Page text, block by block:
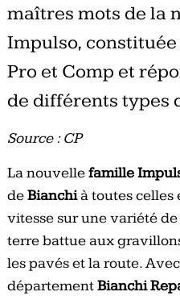
maîtres mots de la
Impulso, constituée
Pro et Comp et
de différents types
Source : CP
La nouvellefamille
deBianchià toutes celles
vitesse sur une variété
terre battue aux
les pavés et la route.
départementBianchi